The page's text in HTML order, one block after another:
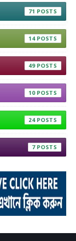
71
14
49
10
24
7